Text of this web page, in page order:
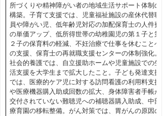
所づくりや精神障がい者の地域生活サポート体制の
構築。子育て支援では、児童福祉施設の産休代替職
員や障がい児、低年齢児対応の加配保育士の人件費
の単価アップ、低所得世帯の幼稚園児の第１子と第
２子の保育料の軽減、不妊治療で仕事を休むことへ
の支援、保育士の再就職支援センターの体制強化。
社会的養護では、自立援助ホームや児童施設での生
活支援を大学生まで拡大したこと。子ども発達支援
では、医療的ケア児に対する訪問看護の利用料支援
や医療機器購入助成回数の拡大、身体障害者手帳が
交付されていない難聴児への補聴器購入助成、中部
療育園の移転整備。がん対策では、胃がんの原因の